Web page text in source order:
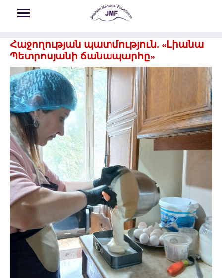
Հաջողության պատմություն. «Լիանա
Պետրոսյանի ճանապարհը»